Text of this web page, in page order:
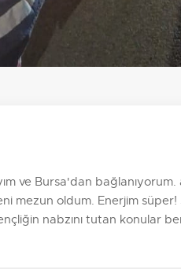
ve Bursa'dan
mezun oldum. Enerjim süper!
nabzını tutan konular